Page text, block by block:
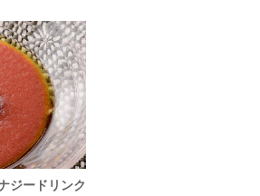
ジードリンク